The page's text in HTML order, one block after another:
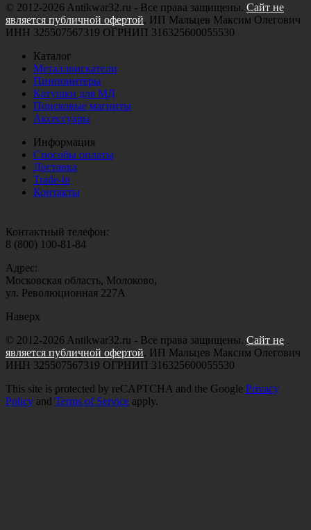
© 2012-2026 Antikwar32.ru - Все права защищены. Сайт не
является публичной офертой. ИП Мальцев Максим Олегович
ИНН 325507567319 ОГРНИП 316325600055530
Каталог
Металлоискатели
Пинпоинтеры
Катушки для МД
Поисковые магниты
Аксессуары
Информация
Способы оплаты
Доставка
Trade-in
Контакты
Контактный телефон:
8 (800) 100-81-84
Адрес:
Московская область, Молоково,
ул. Революционная 227А
Наверх
© 2012-2026 Antikwar32.ru - Все права защищены. Сайт не
является публичной офертой. ИП Мальцев Максим Олегович
ИНН 325507567319 ОГРНИП 316325600055530
This site is protected by reCAPTCHA and the Google Privacy
Policy and Terms of Service apply.